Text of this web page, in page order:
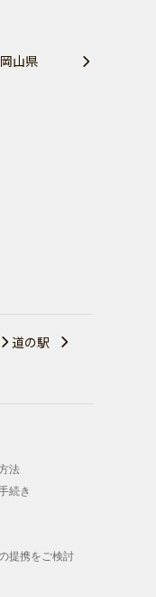
岡山県
道の駅
法
続き
提携をご検討